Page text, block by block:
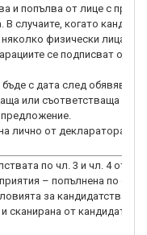
и попълва от лице с право
случаите, когато
физически лица, се
се подписват от
с дата след обявяване
или съответстваща на
лично от декларатора, а
по чл. 3 и чл. 4 от
– попълнена по
за кандидатстване
сканирана от кандидата и